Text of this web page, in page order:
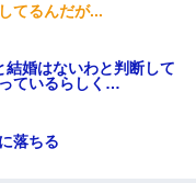
てるんだが...
婚はないわと判断して
ているらしく…
落ちる